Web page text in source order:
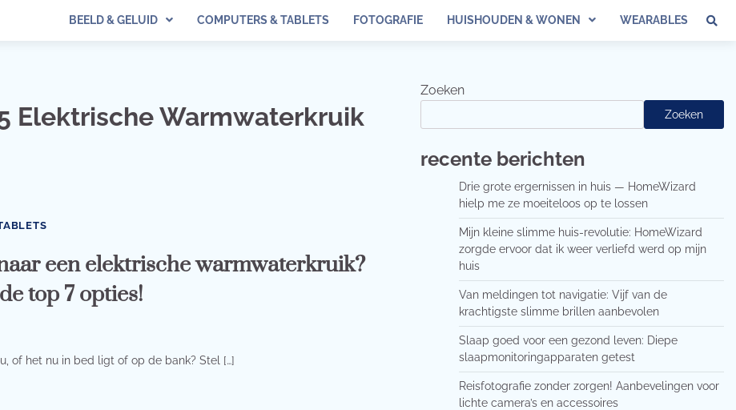
BEELD & GELUID COMPUTERS & TABLETS FOTOGRAFIE HUISHOUDEN & WONEN WEARABLES
Elektrische Warmwaterkruik
een elektrische warmwaterkruik?
top 7 opties!
of het nu in bed ligt of op de bank? Stel […]
Zoeken
Zoeken
recente berichten
Drie grote ergernissen in huis — HomeWizard
hielp me ze moeiteloos op te lossen
Mijn kleine slimme huis-revolutie: HomeWizard
zorgde ervoor dat ik weer verliefd werd op mijn
huis
Van meldingen tot navigatie: Vijf van de
krachtigste slimme brillen aanbevolen
Slaap goed voor een gezond leven: Diepe
slaapmonitoringapparaten getest
Reisfotografie zonder zorgen! Aanbevelingen voor
lichte camera’s en accessoires